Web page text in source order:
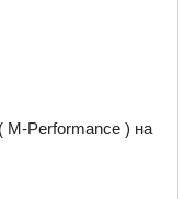
M-Performance ) на